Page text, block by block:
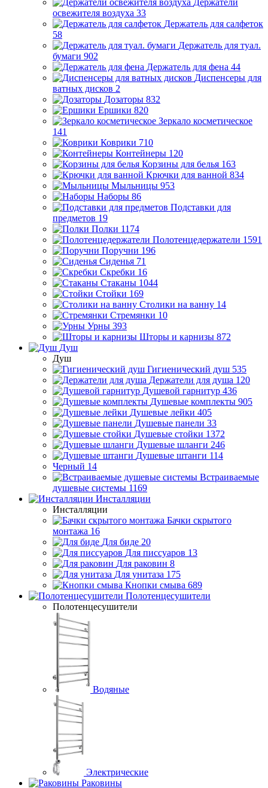
Держатели
освежителя воздуха 33
Держатель для салфеток
58
Держатель для туал.
бумаги 902
Держатель для фена 44
Диспенсеры для
ватных дисков 2
Дозаторы 832
Ершики 820
Зеркало косметическое
141
Коврики 710
Контейнеры 120
Корзины для белья 163
Крючки для ванной 834
Мыльницы 953
Наборы 86
Подставки для
предметов 19
Полки 1174
Полотенцедержатели 1591
Поручни 196
Сиденья 71
Скребки 16
Стаканы 1044
Стойки 169
Столики на ванну 14
Стремянки 10
Урны 393
Шторы и карнизы 872
Душ
Душ
Гигиенический душ 535
Держатели для душа 120
Душевой гарнитур 436
Душевые комплекты 905
Душевые лейки 405
Душевые панели 33
Душевые стойки 1372
Душевые шланги 246
Душевые штанги 114
Черный 14
Встраиваемые
душевые системы 1169
Инсталляции
Инсталляции
Бачки скрытого
монтажа 16
Для биде 20
Для писсуаров 13
Для раковин 8
Для унитаза 175
Кнопки смыва 689
Полотенцесушители
Полотенцесушители
Водяные
Электрические
Раковины